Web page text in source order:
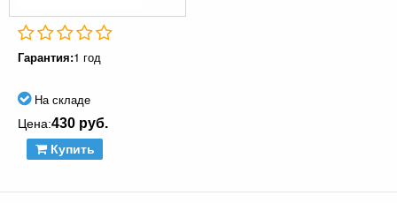
Гарантия:1 год
На складе
Цена:430 руб.
Купить